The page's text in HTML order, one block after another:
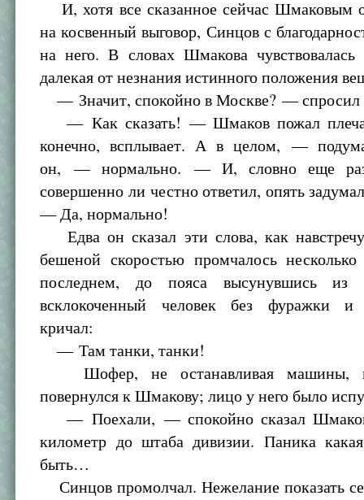
И, хотя все сказанное сейчас Шмаковым
на косвенный выговор, Синцов с
на него. В словах Шмакова чувствовалась
далекая от незнания истинного положения
— Значит, спокойно в Москве? — спросил
— Как сказать! — Шмаков пожал
конечно, всплывает. А в целом, —
он, — нормально. — И, словно еще раз
совершенно ли честно ответил, опять
— Да, нормально!
Едва он сказал эти слова, как
бешеной скоростью промчалось
последнем, до пояса высунувшись из
всклокоченный человек без фуражки и
кричал:
— Там танки, танки!
Шофер, не останавливая машины,
повернулся к Шмакову; лицо у него было
— Поехали, — спокойно сказал
километр до штаба дивизии. Паника
быть…
Синцов промолчал. Нежелание показать